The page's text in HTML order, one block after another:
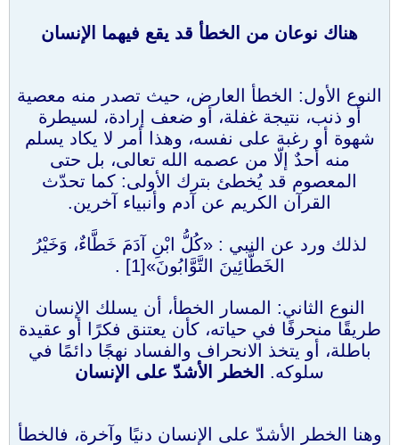
هناك نوعان من الخطأ قد يقع فيهما الإنسان
النوع الأول: الخطأ العارض، حيث تصدر منه معصية
أو ذنب، نتيجة غفلة، أو ضعف إرادة، لسيطرة
شهوة أو رغبة على نفسه، وهذا أمر لا يكاد يسلم
منه أحدٌ إلّا من عصمه الله تعالى، بل حتى
المعصوم قد يُخطئ بترك الأولى: كما تحدّث
القرآن الكريم عن آدم وأنبياء آخرين.
لذلك ورد عن النبي : «كُلُّ ابْنِ آدَمَ خَطَّاءٌ، وَخَيْرُ
الخَطَّائِينَ التَّوَّابُونَ»[1] .
النوع الثاني: المسار الخطأ، أن يسلك الإنسان
طريقًا منحرفًا في حياته، كأن يعتنق فكرًا أو عقيدة
باطلة، أو يتخذ الانحراف والفساد نهجًا دائمًا في
سلوكه.
الخطر الأشدّ على الإنسان
وهنا الخطر الأشدّ على الإنسان دنيًا وآخرة، فالخطأ